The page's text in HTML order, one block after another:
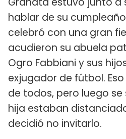
hablar de su
celebró con una gran
acudieron su abuela
Ogro Fabbiani y sus
exjugador de fútbol.
de todos, pero luego
hija estaban
decidió no invitarlo.